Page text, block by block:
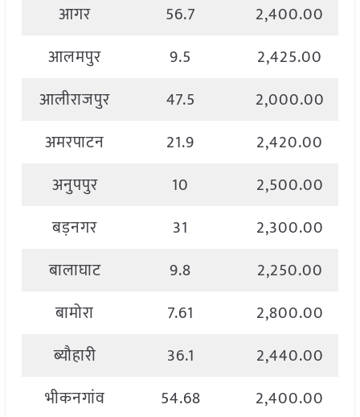
आगर
56.7
2,400.00
आलमपुर
9.5
2,425.00
आलीराजपुर
47.5
2,000.00
अमरपाटन
21.9
2,420.00
अनुपपुर
10
2,500.00
बड़नगर
31
2,300.00
बालाघाट
9.8
2,250.00
बामोरा
7.61
2,800.00
ब्यौहारी
36.1
2,440.00
भीकनगांव
54.68
2,400.00